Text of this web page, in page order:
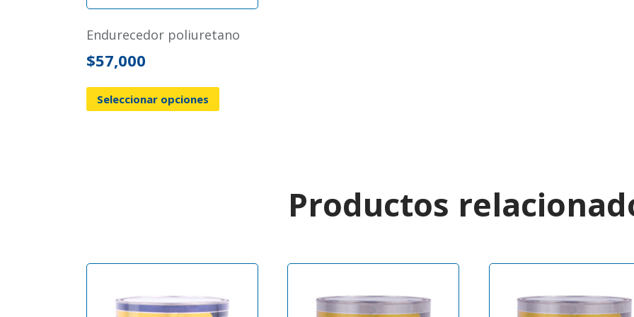
endurecedor poliuretano
$57,000
Seleccionar opciones
Productos